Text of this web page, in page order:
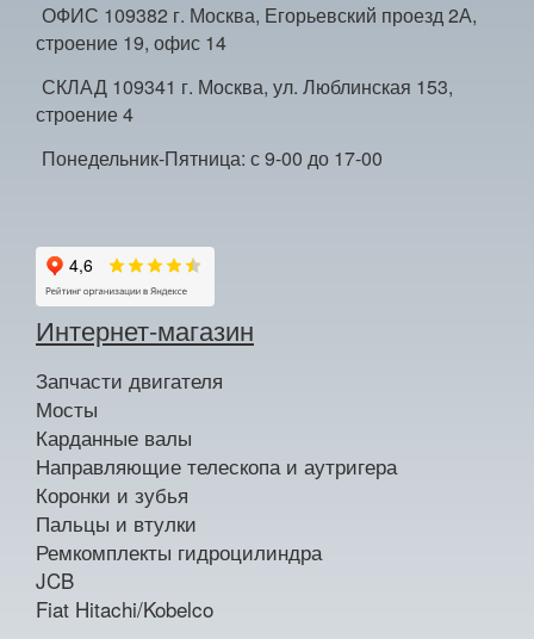
ОФИС 109382 г. Москва, Егорьевский проезд 2А,
строение 19, офис 14
СКЛАД 109341 г. Москва, ул. Люблинская 153,
строение 4
Понедельник-Пятница: с 9-00 до 17-00
Интернет-магазин
Запчасти двигателя
Мосты
Карданные валы
Направляющие телескопа и аутригера
Коронки и зубья
Пальцы и втулки
Ремкомплекты гидроцилиндра
JCB
Fiat Hitachi/Kobelco